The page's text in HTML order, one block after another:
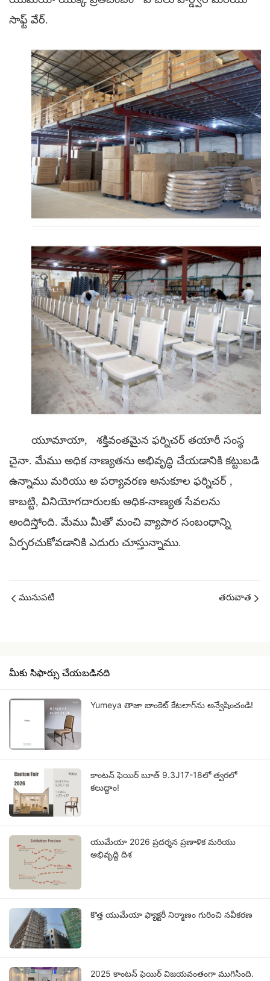
సాఫ్ట్ వేర్.
యూమాయా,
శక్తివంతమైన ఫర్నిచర్ తయారీ సంస్థ
చైనా. మేము అధిక నాణ్యతను అభివృద్ధి చేయడానికి కట్టుబడి
ఉన్నాము మరియు అ పర్యావరణ అనుకూల ఫర్నిచర్ ,
కాబట్టి, వినియోగదారులకు అధిక-నాణ్యత సేవలను
అందిస్తోంది. మేము మీతో మంచి వ్యాపార సంబంధాన్ని
ఏర్పరచుకోవడానికి ఎదురు చూస్తున్నాము.
మునుపటి తరువాత
మీకు సిఫార్సు చేయబడినది
Yumeya తాజా బాంకెట్ కేటలాగ్‌ను అన్వేషించండి!
కాంటన్ ఫెయిర్ బూత్ 9.3J17-18లో త్వరలో
కలుద్దాం!
యుమేయా 2026 ప్రదర్శన ప్రణాళిక మరియు
అభివృద్ధి దిశ
కొత్త యుమేయా ఫ్యాక్టరీ నిర్మాణం గురించి నవీకరణ
2025 కాంటన్ ఫెయిర్ విజయవంతంగా ముగిసింది.